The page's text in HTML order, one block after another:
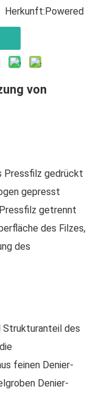
Powered
von
Pressfilz gedrückt
gepresst
getrennt
des Filzes,
des
Strukturanteil des
feinen Denier-
Denier-